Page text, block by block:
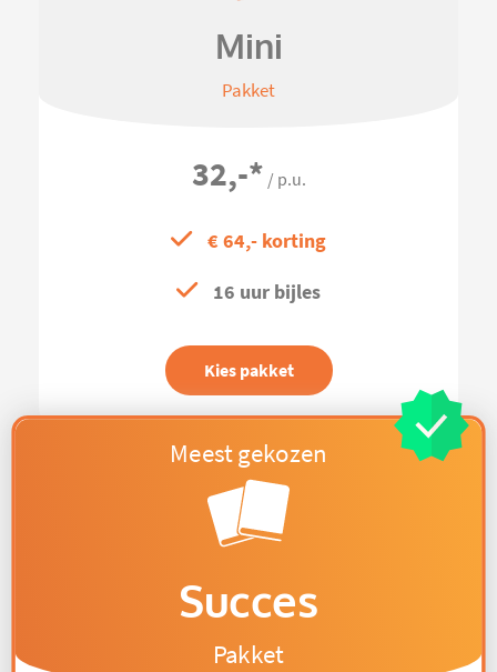
Mini
Pakket
32,-* / p.u.
€ 64,- korting
16 uur bijles
Kies pakket
Succes
Pakket